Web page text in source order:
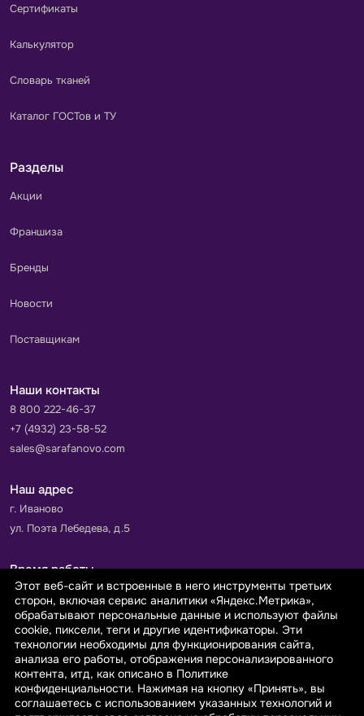
Сертификаты
Калькулятор
Словарь тканей
Каталог ГОСТов и ТУ
Разделы
Акции
Франшиза
Бренды
Новости
Поставщикам
Наши контакты
8 800 222-46-37
+7 (4932) 23-58-52
sales@sarafanovo.com
Наш адрес
г. Иваново
ул. Поэта Лебедева, д.5
Время работы
Пн-Пт с 9.00 до 18.00
Сб-Вс: выходной
Принимаем к оплате
Этот веб-сайт и встроенные в него инструменты третьих
сторон, включая сервис аналитики «Яндекс.Метрика»,
обрабатывают персональные данные и используют файлы
cookie, пиксели, теги и другие идентификаторы. Эти
технологии необходимы для функционирования сайта,
анализа его работы, отображения персонализированного
контента, итд, как описано в Политике
конфиденциальности. Нажимая на кнопку «Принять», вы
соглашаетесь с использованием указанных технологий и